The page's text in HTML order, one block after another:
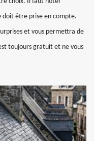
être prise en compte.
et vous permettra de
toujours gratuit et ne vous